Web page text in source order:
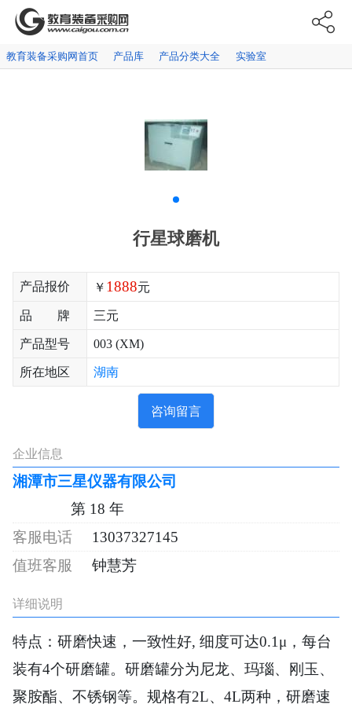
教育装备采购网首页 产品库 产品分类大全 实验室
行星球磨机
产品报价 ￥ 1888元
品 牌 三元
产品型号 003 (XM)
所在地区 湖南
咨询留言
企业信息
湘潭市三星仪器有限公司
第 18 年
13037327145
钟慧芳
详细说明
特点：研磨快速，一致性好, 细度可达0.1μ，每台
装有4个研磨罐。研磨罐分为尼龙、玛瑙、刚玉、
聚胺酯、不锈钢等。规格有2L、4L两种，研磨速